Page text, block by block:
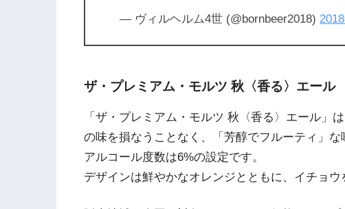
— ヴィルヘルム4世 (@bornbeer2018)
ザ・プレミアム・モルツ 秋〈香る〉エール
「ザ・プレミアム・モルツ 秋〈香る〉エール」
の味を損なうことなく、「芳醇でフルーティ」な
アルコール度数は6%の設定です。
デザインは鮮やかなオレンジとともに、イチョウ